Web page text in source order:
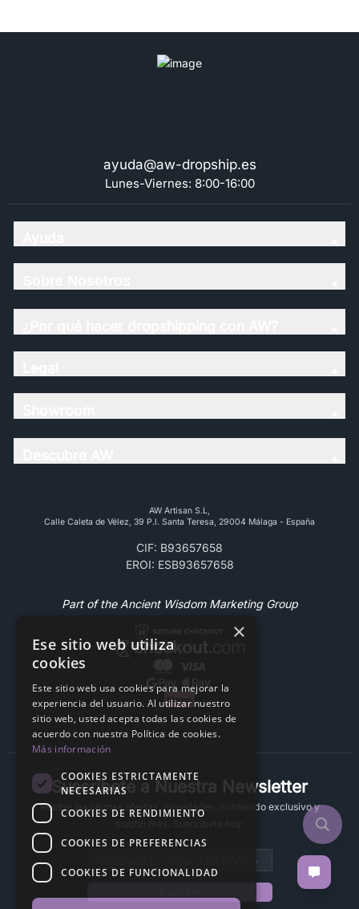
ayuda@aw-dropship.es
Lunes-Viernes: 8:00-16:00
AW Artisan S.L,
Calle Caleta de Vélez, 39 P.l. Santa Teresa, 29004 Málaga - España
CIF: B93657658
EROI: ESB93657658
Part of the Ancient Wisdom Marketing Group
Suscríbete a Nuestra Newsletter
Recibe las últimas ofertas, novedades, contenido exclusivo y
×
Ese sitio web utiliza
cookies
Este sitio web usa cookies para mejorar la
experiencia del usuario. Al utilizar nuestro
sitio web, usted acepta todas las cookies de
acuerdo con nuestra Política de cookies.
Más información
COOKIES ESTRICTAMENTE
NECESARIAS
COOKIES DE RENDIMIENTO
COOKIES DE PREFERENCIAS
COOKIES DE FUNCIONALIDAD